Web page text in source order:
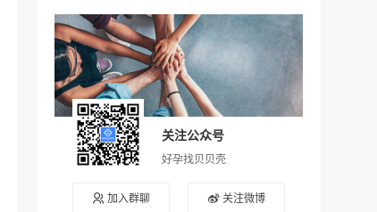
关注公众号
好孕找贝贝壳
加入群聊 关注微博